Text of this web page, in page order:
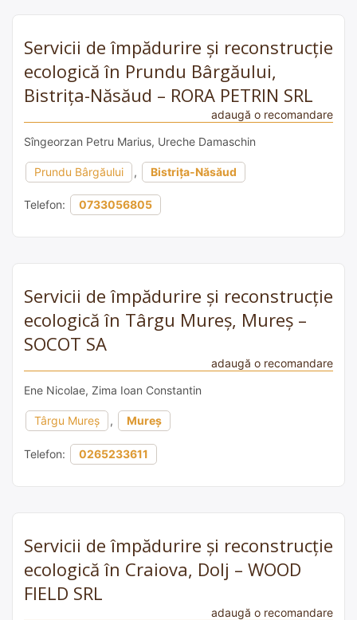
Servicii de împădurire și reconstrucție
ecologică în Prundu Bârgăului,
Bistrița-Năsăud – RORA PETRIN SRL
adaugă o recomandare
Sîngeorzan Petru Marius, Ureche Damaschin
Prundu Bârgăului , Bistrița-Năsăud
Telefon: 0733056805
Servicii de împădurire și reconstrucție
ecologică în Târgu Mureș, Mureș –
SOCOT SA
adaugă o recomandare
Ene Nicolae, Zima Ioan Constantin
Târgu Mureș , Mureș
Telefon: 0265233611
Servicii de împădurire și reconstrucție
ecologică în Craiova, Dolj – WOOD
FIELD SRL
adaugă o recomandare